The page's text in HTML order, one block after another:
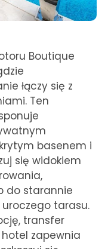
Boutique
łączy się z
Ten
basenem i
się widokiem
do starannie
tarasu.
transfer
hotel zapewnia